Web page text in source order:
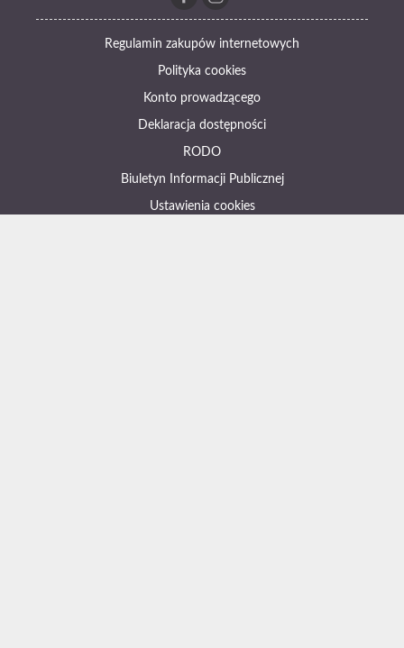
Regulamin zakupów internetowych
Polityka cookies
Konto prowadzącego
Deklaracja dostępności
RODO
Biuletyn Informacji Publicznej
Ustawienia cookies